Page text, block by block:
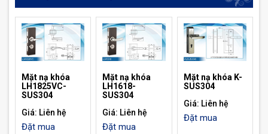
Mặt nạ khóa
LH1825VC-
SUS304
Giá: Liên hệ
Đặt mua
Mặt nạ khóa
LH1618-
SUS304
Giá: Liên hệ
Đặt mua
Mặt nạ khóa K-
SUS304
Giá: Liên hệ
Đặt mua